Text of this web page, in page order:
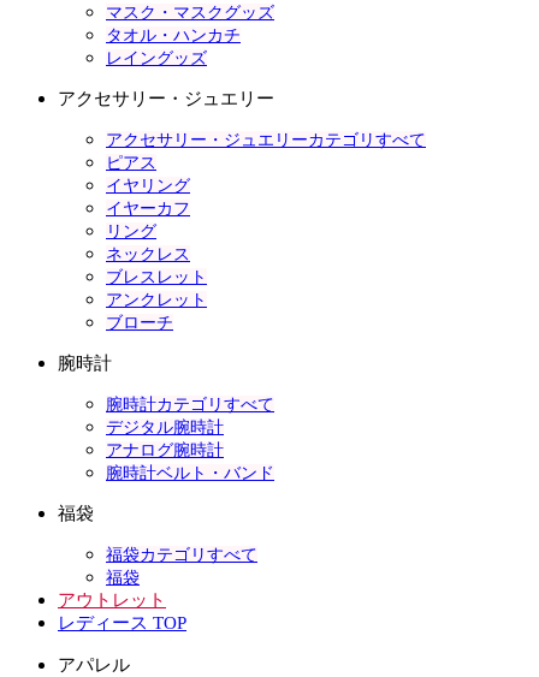
マスク・マスクグッズ
タオル・ハンカチ
レイングッズ
アクセサリー・ジュエリー
アクセサリー・ジュエリーカテゴリすべて
ピアス
イヤリング
イヤーカフ
リング
ネックレス
ブレスレット
アンクレット
ブローチ
腕時計
腕時計カテゴリすべて
デジタル腕時計
アナログ腕時計
腕時計ベルト・バンド
福袋
福袋カテゴリすべて
福袋
アウトレット
レディース TOP
アパレル